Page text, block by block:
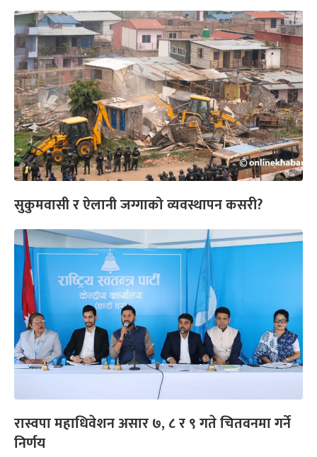
सुकुमवासी र ऐलानी जग्गाको व्यवस्थापन कसरी?
रास्वपा महाधिवेशन असार ७, ८ र ९ गते चितवनमा गर्ने
निर्णय